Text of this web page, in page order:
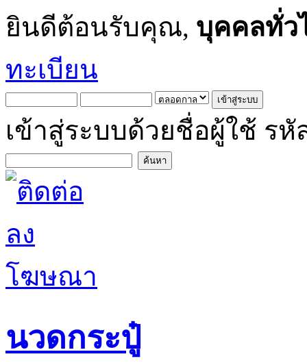
ยินดีต้อนรับคุณ, บุคคลทั่ว
ทะเบียน
เข้าสู่ระบบด้วยชื่อผู้ใช้ รหั
นวดกระปู๋